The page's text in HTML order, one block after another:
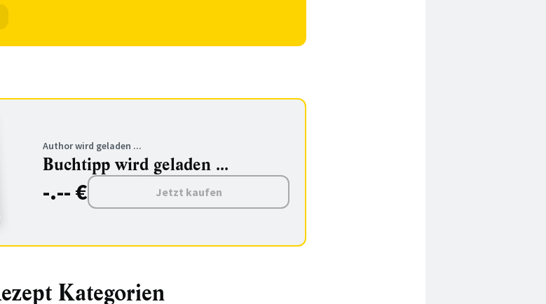
Author wird geladen ...
Buchtipp wird geladen ...
-.-- € Jetzt kaufen
Kategorien